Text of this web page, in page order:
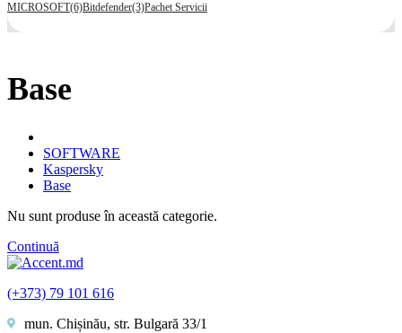
MICROSOFT(6)Bitdefender(3)Pachet Servicii
Base
SOFTWARE
Kaspersky
Base
Nu sunt produse în această categorie.
Continuă
(+373) 79 101 616
mun. Chișinău, str. Bulgară 33/1